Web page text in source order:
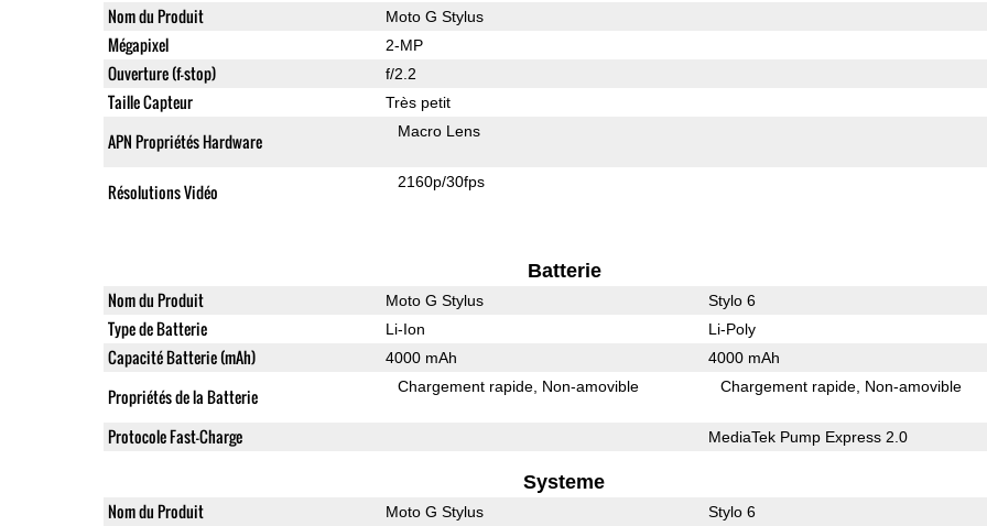
Nom du Produit Moto G Stylus
Mégapixel 2-MP
Ouverture (f-stop) f/2.2
Taille Capteur Très petit
APN Propriétés Hardware Macro Lens
Résolutions Vidéo 2160p/30fps
Batterie
Nom du Produit Moto G Stylus Stylo 6
Type de Batterie Li-Ion Li-Poly
Capacité Batterie (mAh) 4000 mAh 4000 mAh
Propriétés de la Batterie Chargement rapide Non-amovible Chargement rapide Non-amovible
Protocole Fast-Charge MediaTek Pump Express 2.0
Systeme
Nom du Produit Moto G Stylus Stylo 6